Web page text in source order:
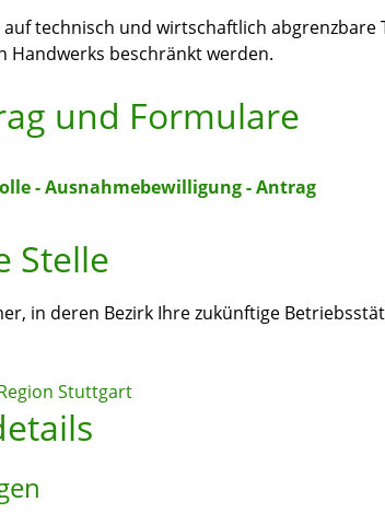
auf technisch und wirtschaftlich abgrenzbare
Handwerks beschränkt werden.
und Formulare
- Ausnahmebewilligung - Antrag
Stelle
in deren Bezirk Ihre zukünftige
Stuttgart